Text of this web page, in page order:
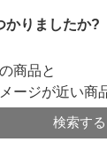
かりましたか?
商品と
ージが近い商
検索する